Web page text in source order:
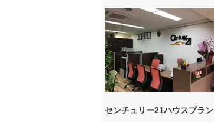
センチュリー21ハウスプラン